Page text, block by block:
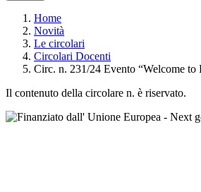
Home
Novità
Le circolari
Circolari Docenti
Circ. n. 231/24 Evento “Welcome to
Il contenuto della circolare n. è riservato.